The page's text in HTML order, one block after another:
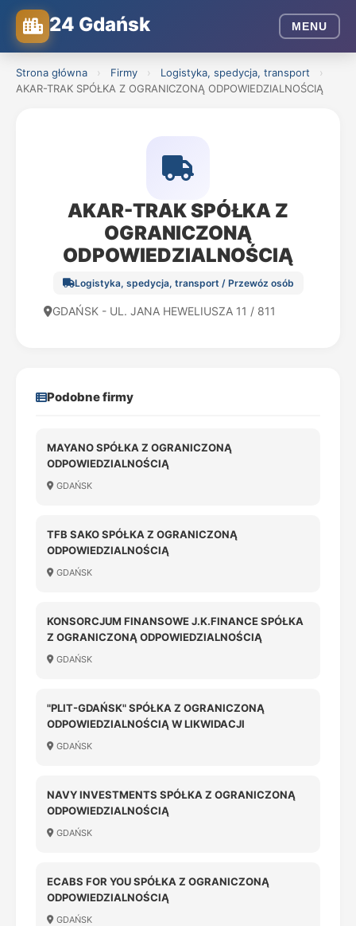
24 Gdańsk MENU
Strona główna › Firmy › Logistyka, spedycja, transport
›
AKAR-TRAK SPÓŁKA Z OGRANICZONĄ ODPOWIEDZIALNOŚCIĄ
AKAR-TRAK SPÓŁKA Z
OGRANICZONĄ
ODPOWIEDZIALNOŚCIĄ
Logistyka, spedycja, transport / Przewóz osób
GDAŃSK - UL. JANA HEWELIUSZA 11 / 811
Podobne firmy
MAYANO SPÓŁKA Z OGRANICZONĄ
ODPOWIEDZIALNOŚCIĄ
GDAŃSK
TFB SAKO SPÓŁKA Z OGRANICZONĄ
ODPOWIEDZIALNOŚCIĄ
GDAŃSK
KONSORCJUM FINANSOWE J.K.FINANCE SPÓŁKA
Z OGRANICZONĄ ODPOWIEDZIALNOŚCIĄ
GDAŃSK
"PLIT-GDAŃSK" SPÓŁKA Z OGRANICZONĄ
ODPOWIEDZIALNOŚCIĄ W LIKWIDACJI
GDAŃSK
NAVY INVESTMENTS SPÓŁKA Z OGRANICZONĄ
ODPOWIEDZIALNOŚCIĄ
GDAŃSK
ECABS FOR YOU SPÓŁKA Z OGRANICZONĄ
ODPOWIEDZIALNOŚCIĄ
GDAŃSK